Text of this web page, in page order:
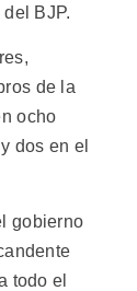
BJP.
de la
ocho
dos en el
gobierno
todo el